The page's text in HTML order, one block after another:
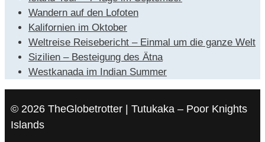
Wandern auf den Lofoten
Kalifornien im Oktober
Weltreise Reisebericht – Einmal um die ganze Welt
Sizilien – Besteigung des Ätna
Westkanada im Indian Summer
© 2026 TheGlobetrotter | Tutukaka – Poor Knights
Islands